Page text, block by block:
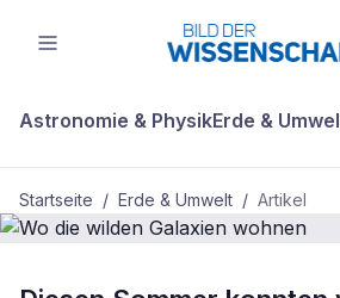
Astronomie & PhysikErde &
Startseite / Erde & Umwelt / Artikel
ERDE & UMWELT